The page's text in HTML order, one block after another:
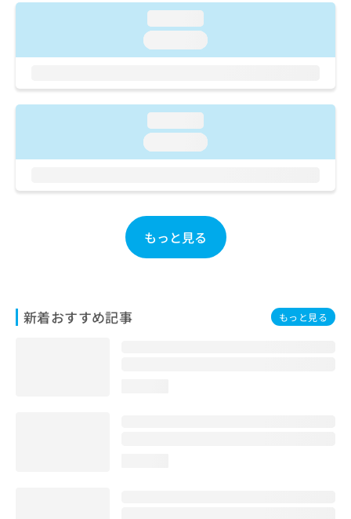
もっと見る
新着おすすめ記事 もっと見る
合
せ
は